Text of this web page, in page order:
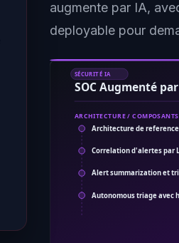
augmente par IA,
deployable pour
SÉCURITÉ IA
SOC Augmenté
ARCHITECTURE / COMPOSANTS
Architecture de reference
Correlation d'alertes par
Alert summarization et
Autonomous triage avec